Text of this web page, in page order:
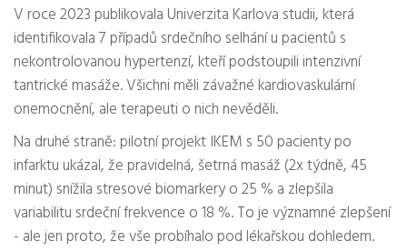
V roce 2023 publikovala Univerzita Karlova studii, která
identifikovala 7 případů srdečního selhání u pacientů s
nekontrolovanou hypertenzí, kteří podstoupili intenzivní
tantrické masáže. Všichni měli závažné kardiovaskulární
onemocnění, ale terapeuti o nich nevěděli.
Na druhé straně: pilotní projekt IKEM s 50 pacienty po
infarktu ukázal, že pravidelná, šetrná masáž (2x týdně, 45
minut) snížila stresové biomarkery o 25 % a zlepšila
variabilitu srdeční frekvence o 18 %. To je významné zlepšení
- ale jen proto, že vše probíhalo pod lékařskou dohledem.